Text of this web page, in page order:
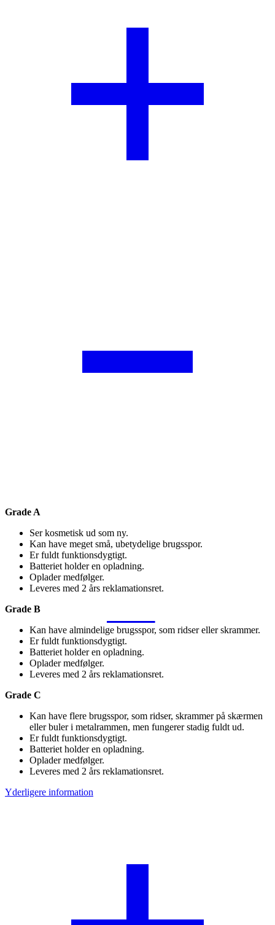
Grade A
Ser kosmetisk ud som ny.
Kan have meget små, ubetydelige brugsspor.
Er fuldt funktionsdygtigt.
Batteriet holder en opladning.
Oplader medfølger.
Leveres med 2 års reklamationsret.
Grade B
Kan have almindelige brugsspor, som ridser eller skrammer.
Er fuldt funktionsdygtigt.
Batteriet holder en opladning.
Oplader medfølger.
Leveres med 2 års reklamationsret.
Grade C
Kan have flere brugsspor, som ridser, skrammer på skærmen
eller buler i metalrammen, men fungerer stadig fuldt ud.
Er fuldt funktionsdygtigt.
Batteriet holder en opladning.
Oplader medfølger.
Leveres med 2 års reklamationsret.
Yderligere information